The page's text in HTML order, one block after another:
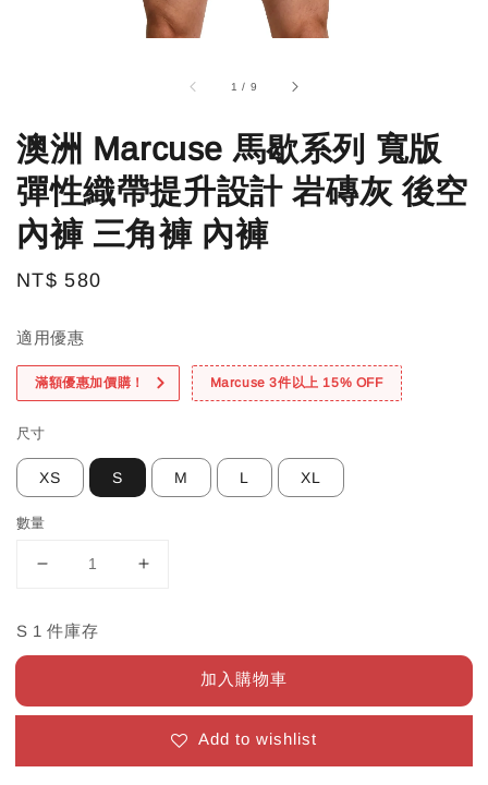
1 / 9
澳洲 Marcuse 馬歇系列 寬版
彈性織帶提升設計 岩磚灰 後空
內褲 三角褲 內褲
Regular
NT$ 580
適用優惠
滿額優惠加價購！ Marcuse 3件以上 15% OFF
尺寸
XS S M L XL
數量
S 1 件庫存
加入購物車
Add to wishlist